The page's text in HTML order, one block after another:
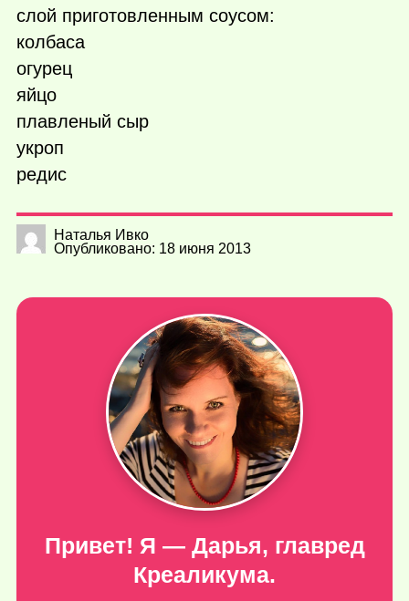
слой приготовленным соусом:
колбаса
огурец
яйцо
плавленый сыр
укроп
редис
Наталья Ивко
Опубликовано: 18 июня 2013
Привет! Я — Дарья, главред
Креаликума.